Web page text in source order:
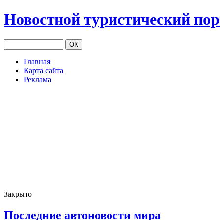
Новостной туристический
Главная
Карта сайта
Реклама
Закрыто
Последние автоновости мира